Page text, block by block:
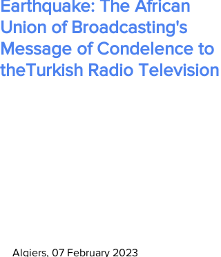
Earthquake: The African
Union of Broadcasting's
Message of Condelence to
theTurkish Radio Television
Algiers, 07 February 2023